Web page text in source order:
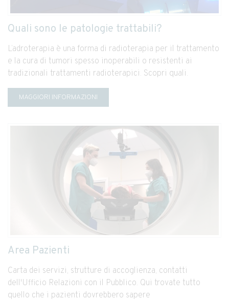
Quali sono le patologie trattabili?
L’adroterapia è una forma di radioterapia per il trattamento
e la cura di tumori spesso inoperabili o resistenti ai
tradizionali trattamenti radioterapici. Scopri quali.
MAGGIORI INFORMAZIONI
Area Pazienti
Carta dei servizi, strutture di accoglienza, contatti
dell'Ufficio Relazioni con il Pubblico. Qui trovate tutto
quello che i pazienti dovrebbero sapere